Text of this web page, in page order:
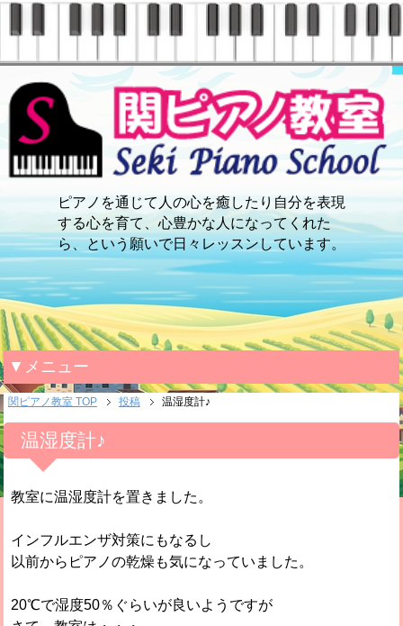
ピアノを通じて人の心を癒したり自分を表現
する心を育て、心豊かな人になってくれた
ら、という願いで日々レッスンしています。
▼メニュー
関ピアノ教室 TOP 投稿 温湿度計♪
温湿度計♪
教室に温湿度計を置きました。
インフルエンザ対策にもなるし
以前からピアノの乾燥も気になっていました。
20℃で湿度50％ぐらいが良いようですが